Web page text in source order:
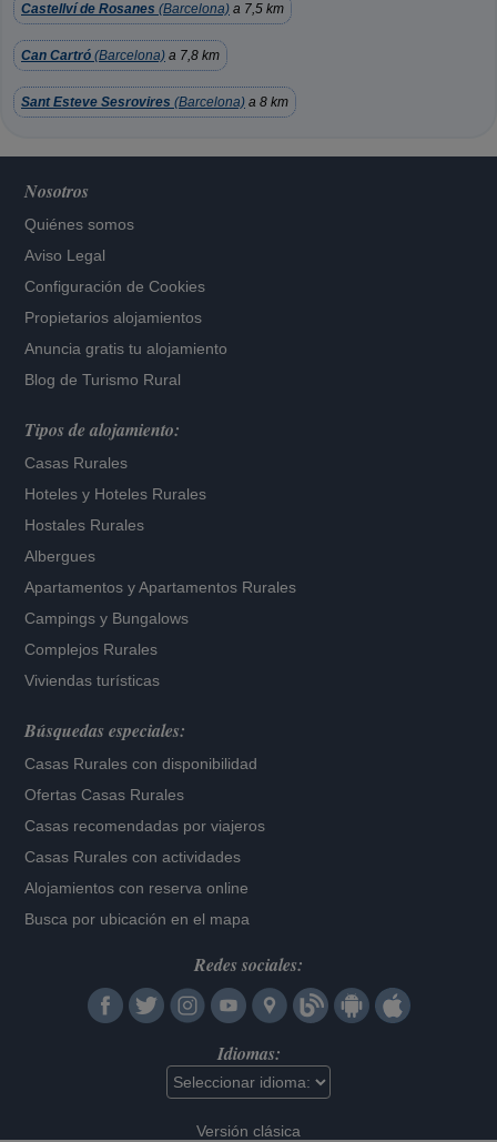
Castellví de Rosanes (Barcelona) a 7,5 km
Can Cartró (Barcelona) a 7,8 km
Sant Esteve Sesrovires (Barcelona) a 8 km
Nosotros
Quiénes somos
Aviso Legal
Configuración de Cookies
Propietarios alojamientos
Anuncia gratis tu alojamiento
Blog de Turismo Rural
Tipos de alojamiento:
Casas Rurales
Hoteles y Hoteles Rurales
Hostales Rurales
Albergues
Apartamentos yApartamentos Rurales
Campings y Bungalows
Complejos Rurales
Viviendas turísticas
Búsquedas especiales:
Casas Rurales con disponibilidad
Ofertas Casas Rurales
Casas recomendadas por viajeros
Casas Rurales con actividades
Alojamientos con reserva online
Busca por ubicación en el mapa
Redes sociales:
Idiomas:
Versión clásica